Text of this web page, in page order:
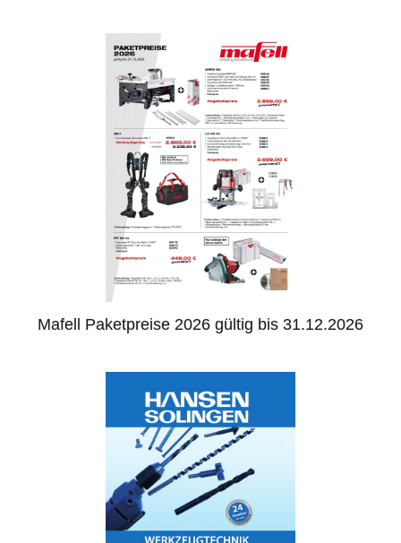
Mafell Paketpreise 2026 gültig bis 31.12.2026